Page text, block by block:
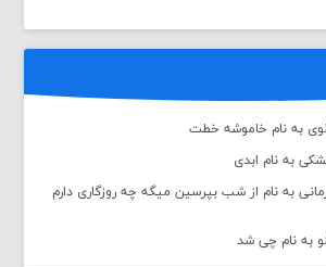
به نام خاموشه خطت
به نام ابدی
به نام از شب بپرسین میگه چه روزگاری دارم
به نام چی شد